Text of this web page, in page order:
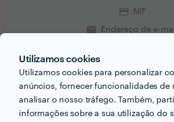
Utilizamos cookies
Utilizamos cookies para personalizar
anúncios, fornecer funcionalidades de
analisar o nosso tráfego. Também,
informações sobre a sua utilização do
credit_card NIF
email Endereço de e-mail
Receba várias propostas de